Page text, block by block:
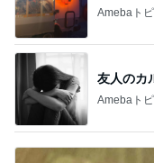
Amebaト
友人のカ
Amebaト